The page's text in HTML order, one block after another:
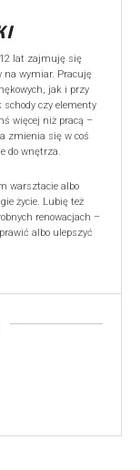
lat zajmuję się
na wymiar. Pracuję
jak i przy
czy elementy
więcej niż pracą –
zmienia się w coś
do wnętrza.
warsztacie albo
życie. Lubię też
renowacjach –
albo ulepszyć